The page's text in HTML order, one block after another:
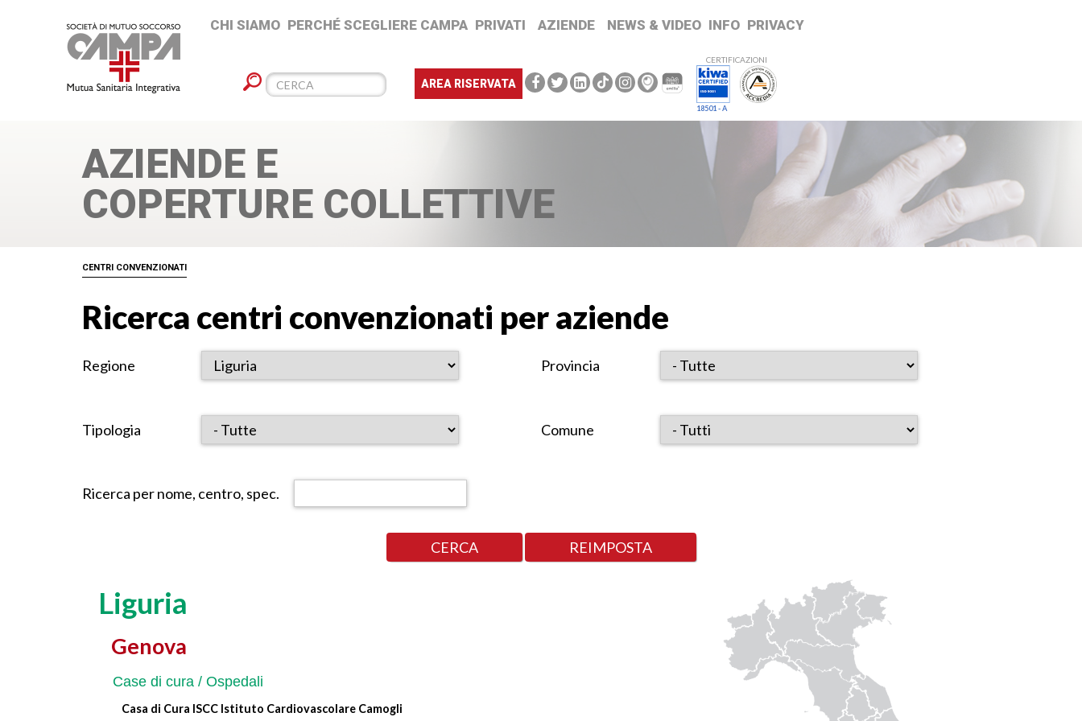
CHI SIAMO PERCHÉ SCEGLIERE CAMPA PRIVATI AZIENDE NEWS & VIDEO INFO PRIVACY
AREA RISERVATA
CERTIFICAZIONI
18501 - A
AZIENDE E
COPERTURE COLLETTIVE
CENTRI CONVENZIONATI
Ricerca centri convenzionati per aziende
Regione Provincia
Tipologia Comune
Ricerca per nome, centro, spec.
Liguria
Genova
Case di cura / Ospedali
Casa di Cura ISCC Istituto Cardiovascolare Camogli